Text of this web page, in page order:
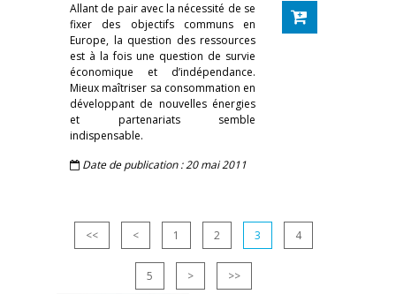
Allant de pair avec la nécessité de se
fixer des objectifs communs en
Europe, la question des ressources
est à la fois une question de survie
économique et d’indépendance.
Mieux maîtriser sa consommation en
développant de nouvelles énergies
et partenariats semble
indispensable.
Date de publication : 20 mai 2011
<< < 1 2 3 4
5 > >>